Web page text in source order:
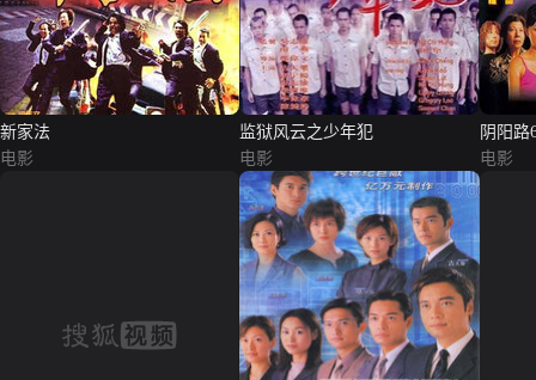
新家法
电影
监狱风云之少年犯
电影
阴阳路
电影